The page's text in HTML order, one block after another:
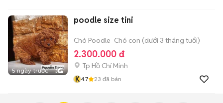
5 ngày trước 3
poodle size tini
Chó Poodle Chó con (dưới 3 tháng tuổi)
2.300.000 đ
Tp Hồ Chí Minh
K4.7 23 đã bán